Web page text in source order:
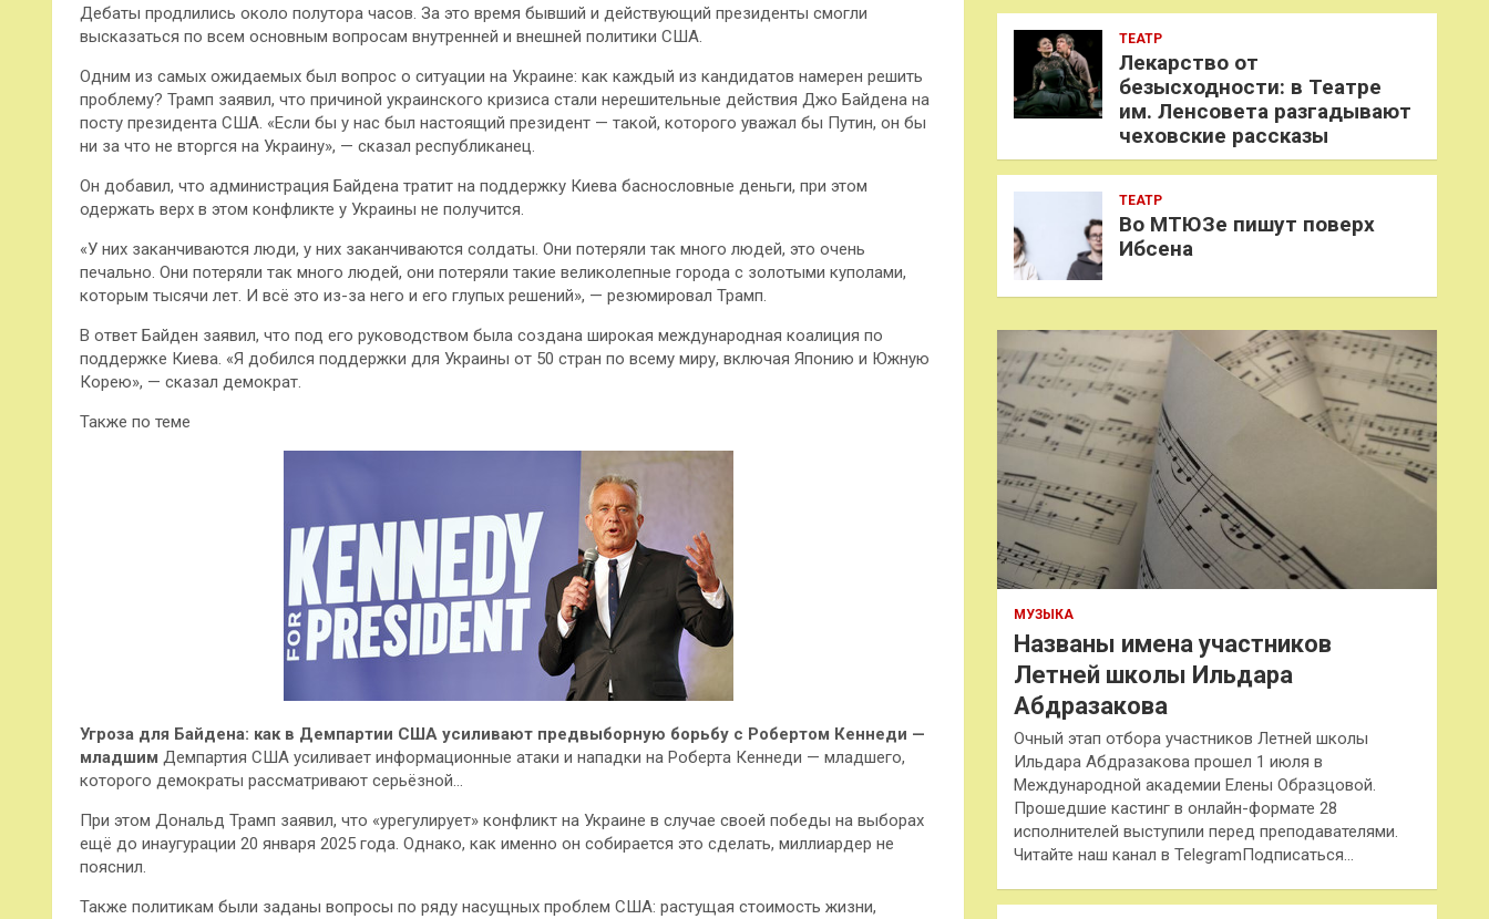
Дебаты продлились около полутора часов. За это время бывший и действующий президенты смогли
высказаться по всем основным вопросам внутренней и внешней политики США.
Одним из самых ожидаемых был вопрос о ситуации на Украине: как каждый из кандидатов намерен решить
проблему? Трамп заявил, что причиной украинского кризиса стали нерешительные действия Джо Байдена на
посту президента США. «Если бы у нас был настоящий президент — такой, которого уважал бы Путин, он бы
ни за что не вторгся на Украину», — сказал республиканец.
Он добавил, что администрация Байдена тратит на поддержку Киева баснословные деньги, при этом
одержать верх в этом конфликте у Украины не получится.
«У них заканчиваются люди, у них заканчиваются солдаты. Они потеряли так много людей, это очень
печально. Они потеряли так много людей, они потеряли такие великолепные города с золотыми куполами,
которым тысячи лет. И всё это из-за него и его глупых решений», — резюмировал Трамп.
В ответ Байден заявил, что под его руководством была создана широкая международная коалиция по
поддержке Киева. «Я добился поддержки для Украины от 50 стран по всему миру, включая Японию и Южную
Корею», — сказал демократ.
Также по теме
Угроза для Байдена: как в Демпартии США усиливают предвыборную борьбу с Робертом Кеннеди —
младшим Демпартия США усиливает информационные атаки и нападки на Роберта Кеннеди — младшего,
которого демократы рассматривают серьёзной…
При этом Дональд Трамп заявил, что «урегулирует» конфликт на Украине в случае своей победы на выборах
ещё до инаугурации 20 января 2025 года. Однако, как именно он собирается это сделать, миллиардер не
пояснил.
Также политикам были заданы вопросы по ряду насущных проблем США: растущая стоимость жизни,
ТЕАТР
Лекарство от
безысходности: в Театре
им. Ленсовета разгадывают
чеховские рассказы
ТЕАТР
Во МТЮЗе пишут поверх
Ибсена
МУЗЫКА
Названы имена участников
Летней школы Ильдара
Абдразакова
Очный этап отбора участников Летней школы
Ильдара Абдразакова прошел 1 июля в
Международной академии Елены Образцовой.
Прошедшие кастинг в онлайн-формате 28
исполнителей выступили перед преподавателями.
Читайте наш канал в TelegramПодписаться…